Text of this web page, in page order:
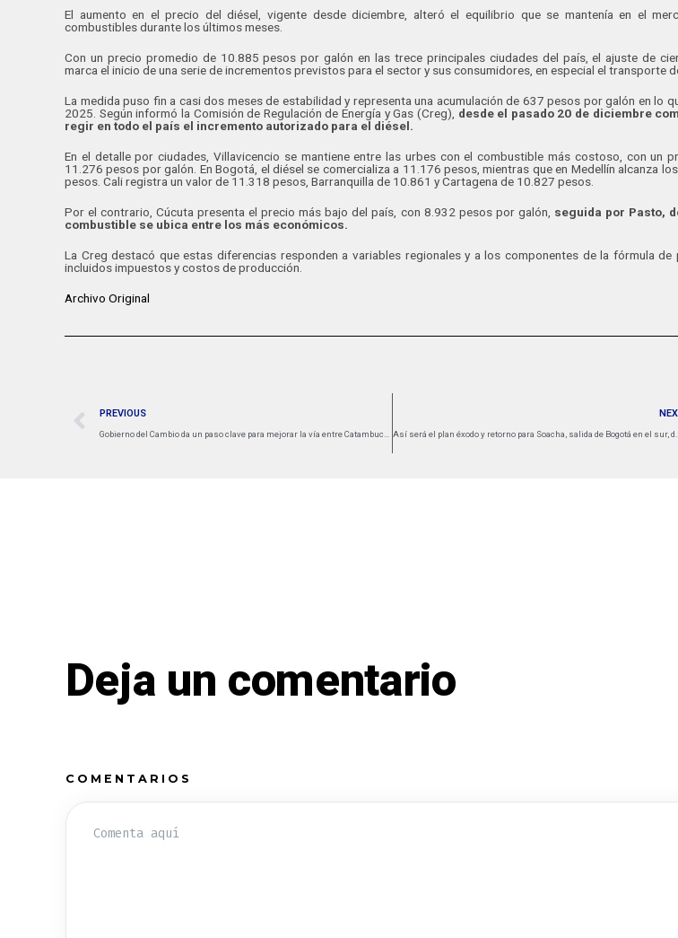
El aumento en el precio del diésel, vigente desde diciembre, alteró el equilibrio que se mantenía en el
combustibles durante los últimos meses.
Con un precio promedio de 10.885 pesos por galón en las trece principales ciudades del país, el ajuste de
marca el inicio de una serie de incrementos previstos para el sector y sus consumidores, en especial el transporte
La medida puso fin a casi dos meses de estabilidad y representa una acumulación de 637 pesos por galón en lo
2025. Según informó la Comisión de Regulación de Energía y Gas (Creg), desde el pasado 20 de diciembre
regir en todo el país el incremento autorizado para el diésel.
En el detalle por ciudades, Villavicencio se mantiene entre las urbes con el combustible más costoso, con un
11.276 pesos por galón. En Bogotá, el diésel se comercializa a 11.176 pesos, mientras que en Medellín alcanza
pesos. Cali registra un valor de 11.318 pesos, Barranquilla de 10.861 y Cartagena de 10.827 pesos.
Por el contrario, Cúcuta presenta el precio más bajo del país, con 8.932 pesos por galón, seguida por Pasto,
combustible se ubica entre los más económicos.
La Creg destacó que estas diferencias responden a variables regionales y a los componentes de la fórmula de
incluidos impuestos y costos de producción.
Archivo Original
PREVIOUS
Deja un comentario
COMENTARIOS